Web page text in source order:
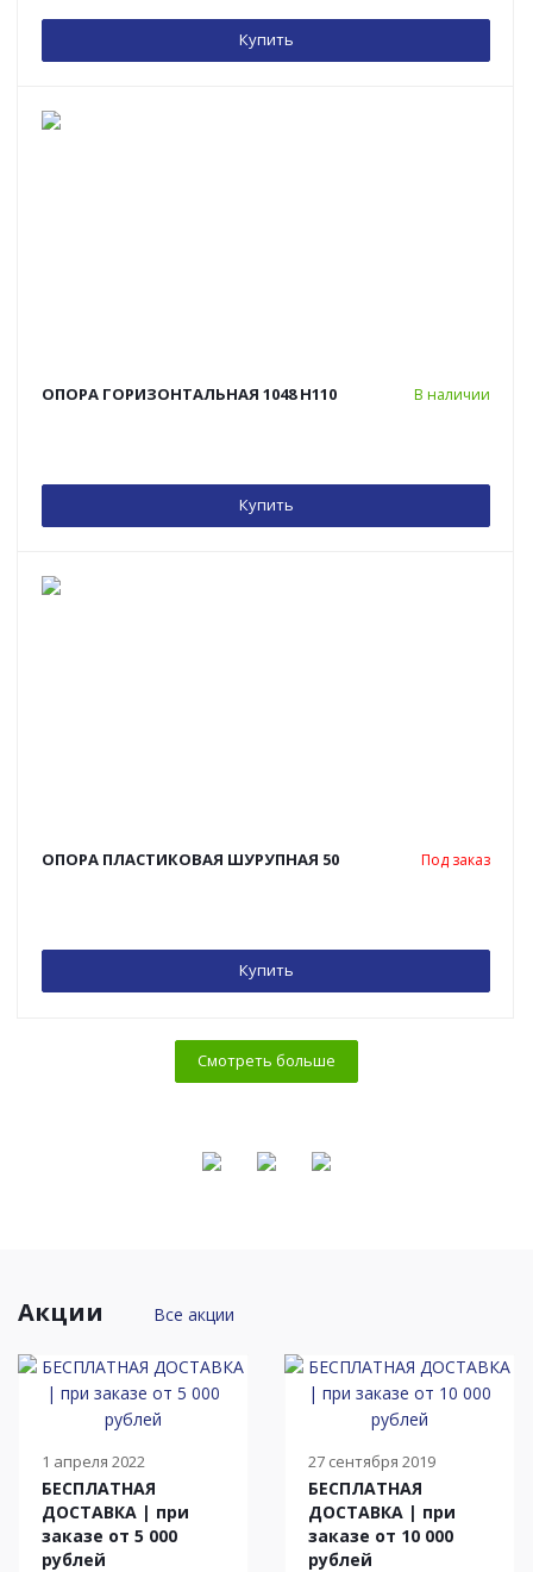
Купить
ОПОРА ГОРИЗОНТАЛЬНАЯ 1048 H110 В наличии
Купить
ОПОРА ПЛАСТИКОВАЯ ШУРУПНАЯ 50 Под заказ
Купить
Смотреть больше
Акции Все акции
1 апреля 2022
БЕСПЛАТНАЯ
ДОСТАВКА | при
заказе от 5 000
рублей
27 сентября 2019
БЕСПЛАТНАЯ
ДОСТАВКА | при
заказе от 10 000
рублей